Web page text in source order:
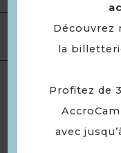
Complément
réservation
Découvrez
la
Profitez de
avec